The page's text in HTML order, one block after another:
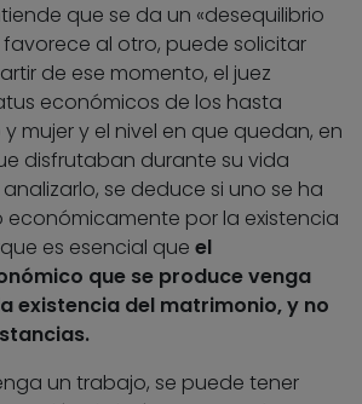
que se da un «desequilibrio
al otro, puede solicitar
de ese momento, el juez
económicos de los hasta
mujer y el nivel en que quedan, en
disfrutaban durante su vida
se deduce si uno se ha
por la existencia
es esencial que el
que se produce venga
existencia del matrimonio, y no
un trabajo, se puede tener